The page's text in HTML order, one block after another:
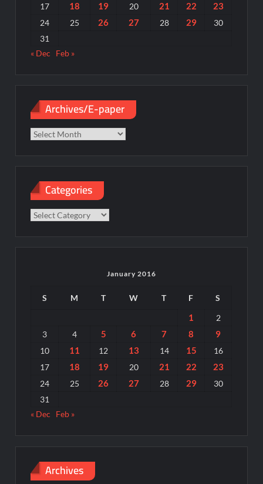
17
18 19 20 21 22 23
24 25 26 27 28 29
30
31
« Dec
Feb »
Archives/E-paper
Categories
Categories
January 2016
S M T W T F S
1
2
3
4 5 6 7 8 9
10 11 12 13 14 15
16
17
18 19 20 21 22 23
24 25 26 27 28 29
30
31
« Dec
Feb »
Archives